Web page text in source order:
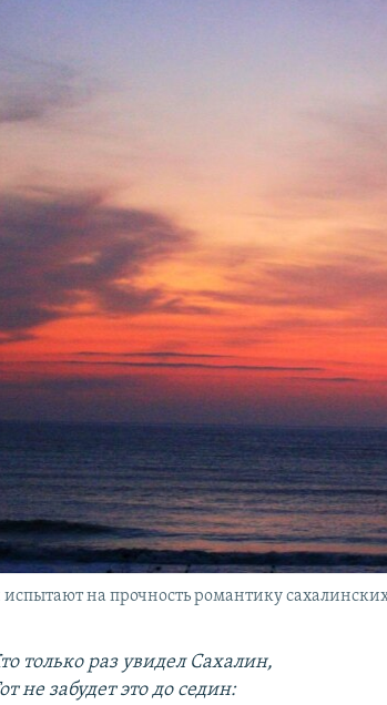
на прочность романтику
только раз увидел Сахалин,
не забудет это до седин: